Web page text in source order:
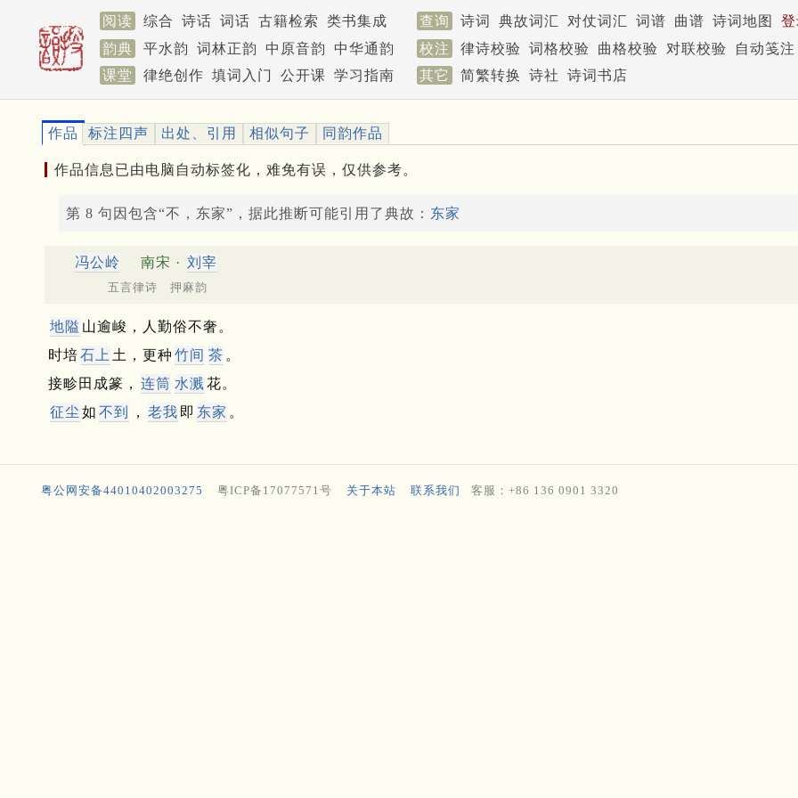
阅读 综合 诗话 词话 古籍检索 类书集成 查询 诗词 典故词汇 对仗词汇 词谱 曲谱 诗词地图
韵典
平水韵 词林正韵 中原音韵 中华通韵 校注 律诗校验 词格校验 曲格校验 对联校验
自动笺注
课堂
律绝创作 填词入门 公开课 学习指南 其它 简繁转换 诗社 诗词书店
作品 标注四声 出处、引用 相似句子 同韵作品
作品信息已由电脑自动标签化，难免有误，仅供参考。
第 8 句因包含“不，东家”，据此推断可能引用了典故： 东家
冯公岭 南宋 · 刘宰
五言律诗 押麻韵
地隘 山逾峻，人勤俗不奢。
时培石上 土，更种 竹间 茶 。
接畛田成篆， 连筒 水溅 花。
征尘 如 不到 ， 老我 即 东家 。
粤公网安备44010402003275 粤ICP备17077571号 关于本站 联系我们 客服：+86 136 0901 3320